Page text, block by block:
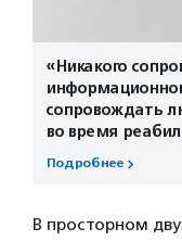
«Никакого
сопровождать
во время
Подробнее
В просторном